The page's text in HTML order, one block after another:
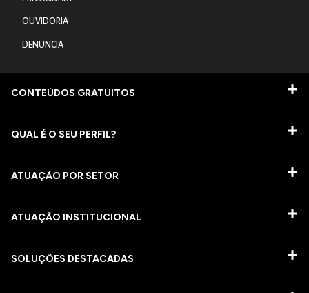
OUVIDORIA
DENUNCIA
CONTEÚDOS GRATUITOS
QUAL É O SEU PERFIL?
ATUAÇÃO POR SETOR
ATUAÇÃO INSTITUCIONAL
SOLUÇÕES DESTACADAS